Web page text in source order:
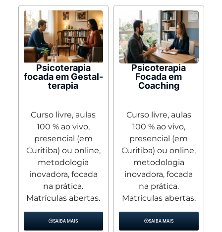
Psicoterapia
focada em Gestal-
terapia
Curso livre, aulas
100 % ao vivo,
presencial (em
Curitiba) ou online,
metodologia
inovadora, focada
na prática.
Matrículas abertas.
SAIBA MAIS
Psicoterapia
Focada em
Coaching
Curso livre, aulas
100 % ao vivo,
presencial (em
Curitiba) ou online,
metodologia
inovadora, focada
na prática.
Matrículas abertas.
SAIBA MAIS